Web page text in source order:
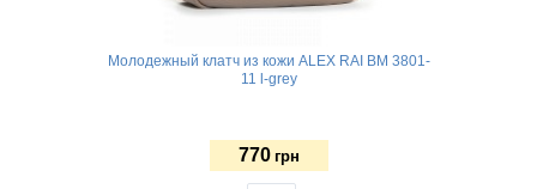
Молодежный клатч из кожи ALEX RAI BM 3801-
11 l-grey
770 грн